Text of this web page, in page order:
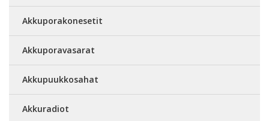
Akkuporakonesetit
Akkuporavasarat
Akkupuukkosahat
Akkuradiot